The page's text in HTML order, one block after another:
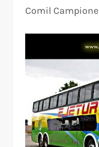
Comil